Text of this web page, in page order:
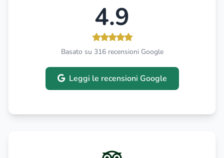
4.9
Basato su 316 recensioni Google
Leggi le recensioni Google